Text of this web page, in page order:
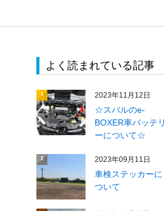
よく読まれている記事
1 2023年11月12日
☆スバルのe-
BOXER車バッテリ
ーについて☆
2 2023年09月11日
車検ステッカーに
ついて